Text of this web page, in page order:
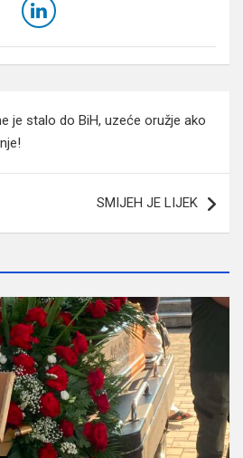
je stalo do BiH, uzeće oružje ako
SMIJEH JE LIJEK